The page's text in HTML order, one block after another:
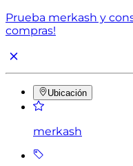
Prueba merkash y
compras!
Ubicación
merkash